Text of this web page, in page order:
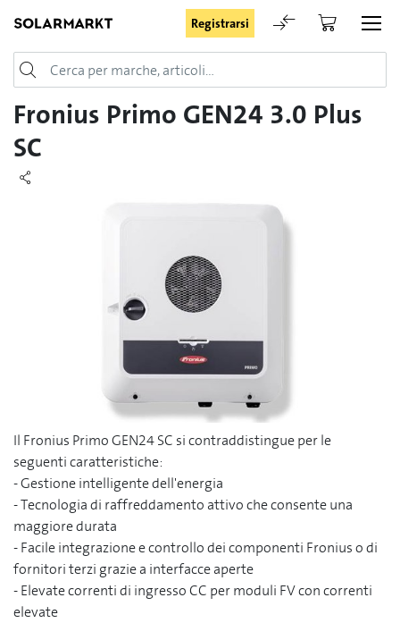
Registrarsi
Login
Registrarsi
Password dimenticata
Richiesta di registrazione per login
Fronius Primo GEN24 3.0 Plus
SC
Il Fronius Primo GEN24 SC si contraddistingue per le
seguenti caratteristiche:
- Gestione intelligente dell'energia
- Tecnologia di raffreddamento attivo che consente una
maggiore durata
- Facile integrazione e controllo dei componenti Fronius o di
fornitori terzi grazie a interfacce aperte
- Elevate correnti di ingresso CC per moduli FV con correnti
elevate